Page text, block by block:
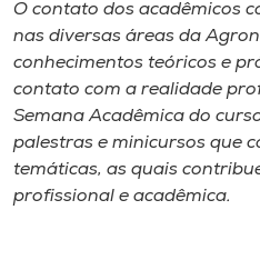
I.nova
Diplomados
Cultura
O contato dos acadêmicos
nas diversas áreas da
conhecimentos teóricos e
contato com a realidade
Semana Acadêmica do
palestras e minicursos que
temáticas, as quais
profissional e acadêmica.